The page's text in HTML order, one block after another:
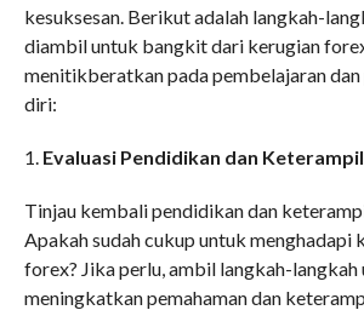
kesuksesan. Berikut adalah langkah-
diambil untuk bangkit dari kerugian
menitikberatkan pada pembelajaran
diri:
1. Evaluasi Pendidikan dan
Tinjau kembali pendidikan dan
Apakah sudah cukup untuk menghadapi
forex? Jika perlu, ambil langkah-langkah
meningkatkan pemahaman dan